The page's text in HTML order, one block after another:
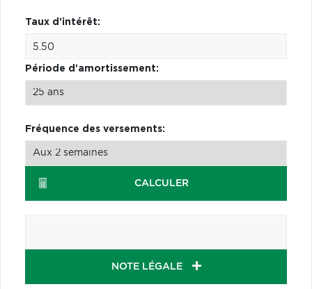
Taux d'intérêt:
Période d'amortissement:
Fréquence des versements:
CALCULER
NOTE LÉGALE